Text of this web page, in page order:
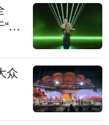
上
众